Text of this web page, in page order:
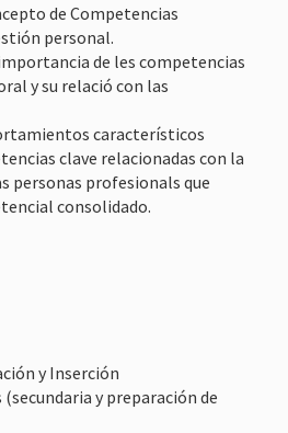
de Competencias
personal.
de les competencias
y su relació con las
característicos
clave relacionadas con la
personas profesionals que
consolidado.
y Inserción
y preparación de